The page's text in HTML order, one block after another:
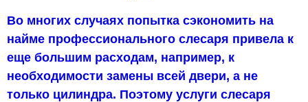
Во многих случаях попытка сэкономить на
найме профессионального слесаря привела к
еще большим расходам, например, к
необходимости замены всей двери, а не
только цилиндра. Поэтому услуги слесаря